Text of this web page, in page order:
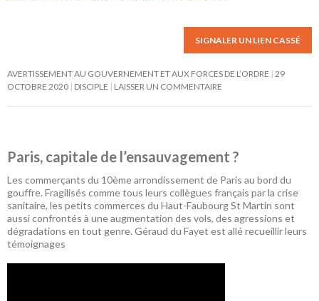
SIGNALER UN LIEN CASSÉ
AVERTISSEMENT AU GOUVERNEMENT ET AUX FORCES DE L’ORDRE 29
OCTOBRE 2020 DISCIPLE LAISSER UN COMMENTAIRE
Paris, capitale de l’ensauvagement ?
Les commerçants du 10ème arrondissement de Paris au bord du
gouffre. Fragilisés comme tous leurs collègues français par la crise
sanitaire, les petits commerces du Haut-Faubourg St Martin sont
aussi confrontés à une augmentation des vols, des agressions et
dégradations en tout genre. Géraud du Fayet est allé recueillir leurs
témoignages